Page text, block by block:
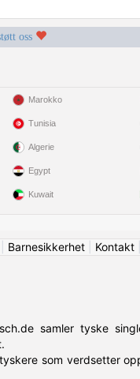
oss
Marokko
Tunisia
Algerie
Egypt
Kuwait
Barnesikkerhet| Kontakt|
samler tyske
som verdsetter